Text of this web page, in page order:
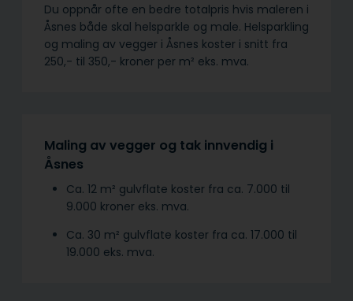
Du oppnår ofte en bedre totalpris hvis maleren i
Åsnes både skal helsparkle og male. Helsparkling
og maling av vegger i Åsnes koster i snitt fra
250,- til 350,- kroner per m² eks. mva.
Maling av vegger og tak innvendig i
Åsnes
Ca. 12 m² gulvflate koster fra ca. 7.000 til
9.000 kroner eks. mva.
Ca. 30 m² gulvflate koster fra ca. 17.000 til
19.000 eks. mva.